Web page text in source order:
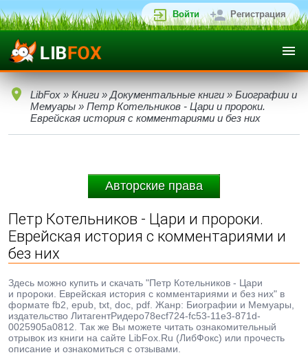
Войти Регистрация
LibFox » Книги » Документальные книги » Биографии и
Мемуары » Петр Котельников - Цари и пророки.
Еврейская история с комментариями и без них
Авторские права
Петр Котельников - Цари и пророки.
Еврейская история с комментариями и
без них
Здесь можно купить и скачать "Петр Котельников - Цари
и пророки. Еврейская история с комментариями и без них" в
формате fb2, epub, txt, doc, pdf. Жанр: Биографии и Мемуары,
издательство ЛитагентРидеро78ecf724-fc53-11e3-871d-
0025905a0812. Так же Вы можете читать ознакомительный
отрывок из книги на сайте LibFox.Ru (ЛибФокс) или прочесть
описание и ознакомиться с отзывами.